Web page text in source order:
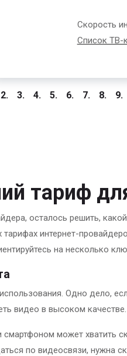
Скорость
Список ТВ-
2. 3. 4. 5. 6. 7. 8. 9.
тариф
осталось решить,
интернет-
на несколько
Одно дело,
видео в высоком
может хватить
по видеосвязи, нужна